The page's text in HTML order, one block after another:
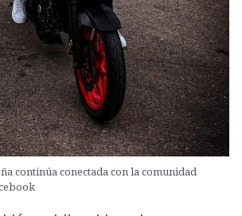
continúa conectada con la comunidad